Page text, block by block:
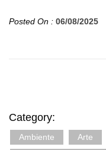
Posted On : 06/08/2025
Category:
Ambiente Arte